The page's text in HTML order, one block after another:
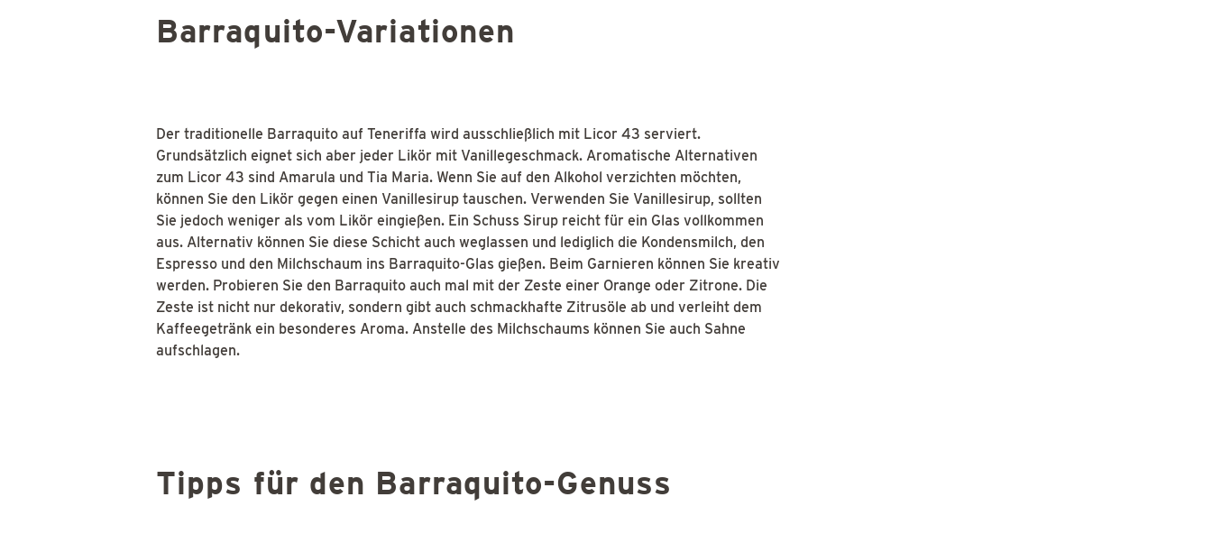
Barraquito-Variationen
Der traditionelle Barraquito auf Teneriffa wird ausschließlich mit Licor 43 serviert.
Grundsätzlich eignet sich aber jeder Likör mit Vanillegeschmack. Aromatische Alternativen
zum Licor 43 sind Amarula und Tia Maria. Wenn Sie auf den Alkohol verzichten möchten,
können Sie den Likör gegen einen Vanillesirup tauschen. Verwenden Sie Vanillesirup, sollten
Sie jedoch weniger als vom Likör eingießen. Ein Schuss Sirup reicht für ein Glas vollkommen
aus. Alternativ können Sie diese Schicht auch weglassen und lediglich die Kondensmilch, den
Espresso und den Milchschaum ins Barraquito-Glas gießen. Beim Garnieren können Sie kreativ
werden. Probieren Sie den Barraquito auch mal mit der Zeste einer Orange oder Zitrone. Die
Zeste ist nicht nur dekorativ, sondern gibt auch schmackhafte Zitrusöle ab und verleiht dem
Kaffeegetränk ein besonderes Aroma. Anstelle des Milchschaums können Sie auch Sahne
aufschlagen.
Tipps für den Barraquito-Genuss